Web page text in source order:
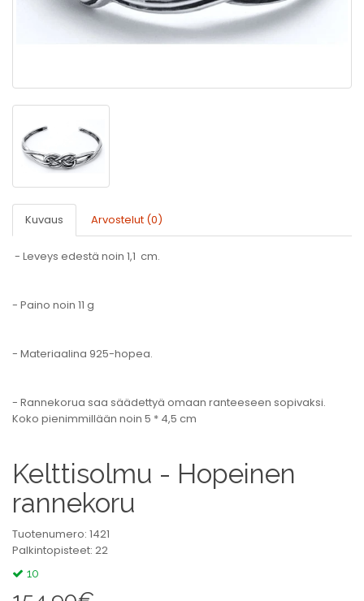
Kuvaus Arvostelut (0)
- Leveys edestä noin 1,1 cm.
- Paino noin 11 g
- Materiaalina 925-hopea.
- Rannekorua saa säädettyä omaan ranteeseen sopivaksi.
Koko pienimmillään noin 5 * 4,5 cm
Kelttisolmu - Hopeinen
rannekoru
Tuotenumero: 1421
Palkintopisteet: 22
10